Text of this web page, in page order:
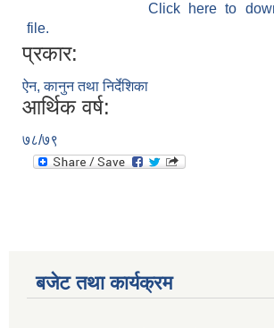
Click here to
file.
प्रकार:
ऐन, कानुन तथा निर्देशिका
आर्थिक वर्ष:
७८/७९
बजेट तथा कार्यक्रम